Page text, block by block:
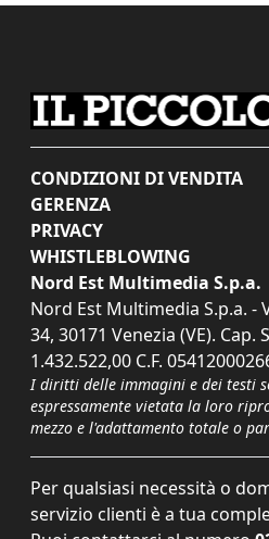
CONDIZIONI DI VENDITA
GERENZA
PRIVACY
WHISTLEBLOWING
Nord Est Multimedia S.p.a.
Nord Est Multimedia S.p.a. -
34, 30171 Venezia (VE). Cap.
1.432.522,00 C.F.
I diritti delle immagini e dei testi
espressamente vietata la loro
mezzo e l'adattamento totale o
Per qualsiasi necessità o
servizio clienti è a tua